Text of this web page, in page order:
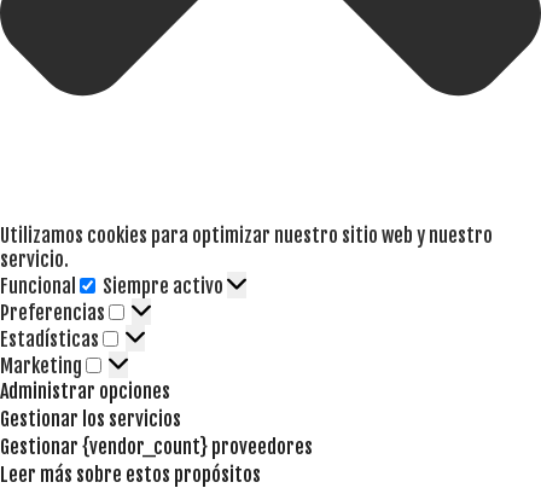
Utilizamos cookies para optimizar nuestro sitio web y nuestro
servicio.
Funcional
Funcional
Siempre activo
Preferencias
Preferencias
Estadísticas Estadísticas
Marketing Marketing
Administrar opciones
Gestionar los servicios
Gestionar {vendor_count} proveedores
Leer más sobre estos propósitos